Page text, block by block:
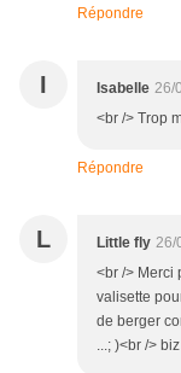
Répondre
I Isabelle 26/
<br /> Trop
Répondre
L Little fly 26/
<br /> Merci
valisette
de berger
...; )<br />